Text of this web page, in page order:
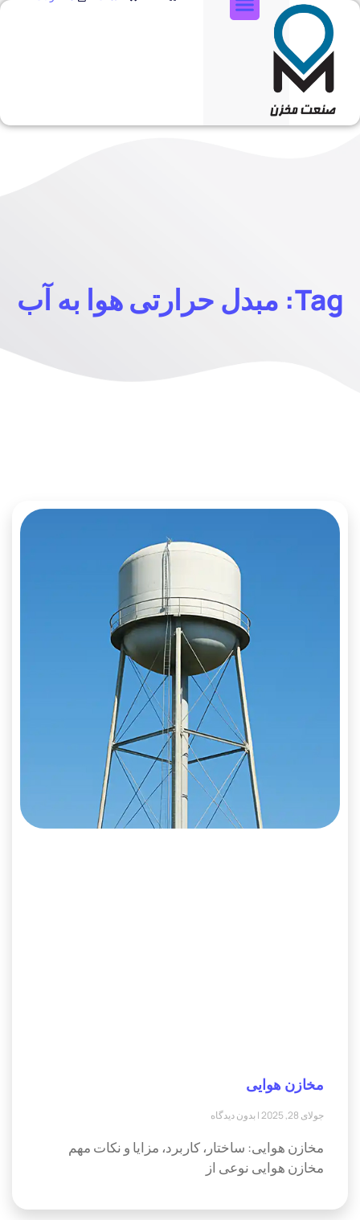
Tag: مبدل حرارتی هوا به آب
مخازن هوایی
جولای 28, 2025 بدون دیدگاه
مخازن هوایی: ساختار، کاربرد، مزایا و نکات مهم
مخازن هوایی نوعی از